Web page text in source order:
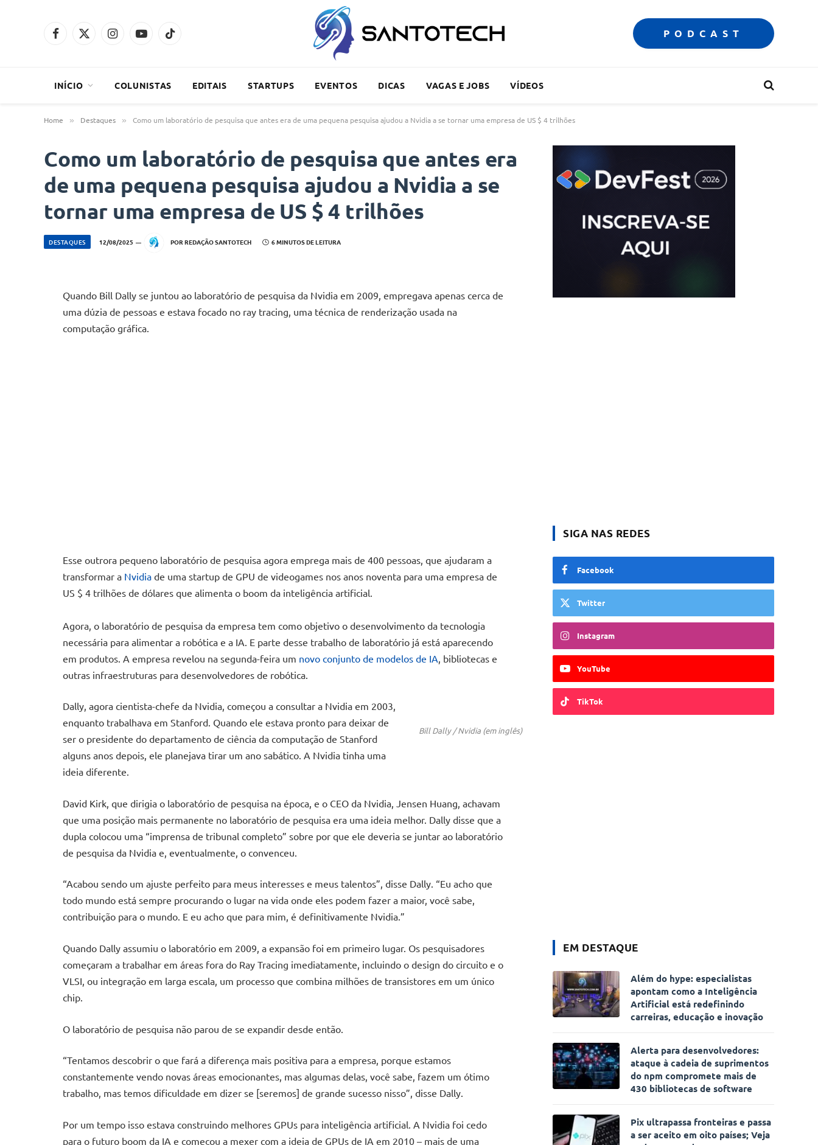
Facebook
X
InstagramYouTubeTikTok PODCAST
INÍCIO COLUNISTAS EDITAIS STARTUPS EVENTOS DICAS VAGAS E JOBS VÍDEOS
Home » Destaques » Como um laboratório de pesquisa que antes era de uma pequena pesquisa ajudou a Nvidia a se tornar uma empresa de US $ 4 trilhões
Como um laboratório de pesquisa que antes era
de uma pequena pesquisa ajudou a Nvidia a se
tornar uma empresa de US $ 4 trilhões
DESTAQUES 12/08/2025 POR REDAÇÃO SANTOTECH 6 MINUTOS DE LEITURA
Quando Bill Dally se juntou ao laboratório de pesquisa da Nvidia em 2009, empregava apenas cerca de
uma dúzia de pessoas e estava focado no ray tracing, uma técnica de renderização usada na
computação gráfica.
Esse outrora pequeno laboratório de pesquisa agora emprega mais de 400 pessoas, que ajudaram a
transformar a Nvidia de uma startup de GPU de videogames nos anos noventa para uma empresa de
US $ 4 trilhões de dólares que alimenta o boom da inteligência artificial.
Agora, o laboratório de pesquisa da empresa tem como objetivo o desenvolvimento da tecnologia
necessária para alimentar a robótica e a IA. E parte desse trabalho de laboratório já está aparecendo
em produtos. A empresa revelou na segunda-feira um novo conjunto de modelos de IA , bibliotecas e
outras infraestruturas para desenvolvedores de robótica.
Bill Dally / Nvidia (em inglês)
Dally, agora cientista-chefe da Nvidia, começou a consultar a Nvidia em 2003,
enquanto trabalhava em Stanford. Quando ele estava pronto para deixar de
ser o presidente do departamento de ciência da computação de Stanford
alguns anos depois, ele planejava tirar um ano sabático. A Nvidia tinha uma
ideia diferente.
David Kirk, que dirigia o laboratório de pesquisa na época, e o CEO da Nvidia, Jensen Huang, achavam
que uma posição mais permanente no laboratório de pesquisa era uma ideia melhor. Dally disse que a
dupla colocou uma “imprensa de tribunal completo” sobre por que ele deveria se juntar ao laboratório
de pesquisa da Nvidia e, eventualmente, o convenceu.
“Acabou sendo um ajuste perfeito para meus interesses e meus talentos”, disse Dally. “Eu acho que
todo mundo está sempre procurando o lugar na vida onde eles podem fazer a maior, você sabe,
contribuição para o mundo. E eu acho que para mim, é definitivamente Nvidia.”
Quando Dally assumiu o laboratório em 2009, a expansão foi em primeiro lugar. Os pesquisadores
começaram a trabalhar em áreas fora do Ray Tracing imediatamente, incluindo o design do circuito e o
VLSI, ou integração em larga escala, um processo que combina milhões de transistores em um único
chip.
O laboratório de pesquisa não parou de se expandir desde então.
“Tentamos descobrir o que fará a diferença mais positiva para a empresa, porque estamos
constantemente vendo novas áreas emocionantes, mas algumas delas, você sabe, fazem um ótimo
trabalho, mas temos dificuldade em dizer se [seremos] de grande sucesso nisso”, disse Dally.
Por um tempo isso estava construindo melhores GPUs para inteligência artificial. A Nvidia foi cedo
para o futuro boom da IA e começou a mexer com a ideia de GPUs de IA em 2010 – mais de uma
SIGA NAS REDES
Facebook
Twitter
Instagram
YouTube
TikTok
EM DESTAQUE
Além do hype: especialistas
apontam como a Inteligência
Artificial está redefinindo
carreiras, educação e inovação
Alerta para desenvolvedores:
ataque à cadeia de suprimentos
do npm compromete mais de
430 bibliotecas de software
Pix ultrapassa fronteiras e passa
a ser aceito em oito países; Veja